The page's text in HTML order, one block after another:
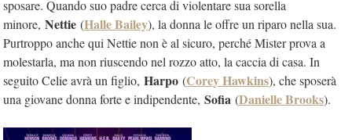
sposare. Quando suo padre cerca di violentare sua sorella
minore, Nettie (Halle Bailey), la donna le offre un riparo nella sua.
Purtroppo anche qui Nettie non è al sicuro, perché Mister prova a
molestarla, ma non riuscendo nel rozzo atto, la caccia di casa. In
seguito Celie avrà un figlio, Harpo (Corey Hawkins), che sposerà
una giovane donna forte e indipendente, Sofia (Danielle Brooks).